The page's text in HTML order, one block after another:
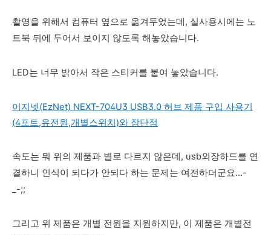
촬영을 위해서 컴퓨터 옆으로 옮겨두었는데, 실사용시에는 노
트북 뒤에 두어서 보이지 않도록 해놓았습니다.
LED는 너무 밝아서 작은 스티커를 붙여 놓았습니다.
이지넷(EzNet) NEXT-704U3 USB3.0 허브 제품 구입 사용기
(4포트,유전원,개별스위치)와 장단점
속도는 뭐 위의 제품과 별로 다르지 않은데, usb외장하드를 연
결하니 인식이 되다가 안되다 하는 문제는 여전하더군요...-
_-;;
그리고 위 제품은 개별 전원을 지원하지만, 이 제품은 개별전